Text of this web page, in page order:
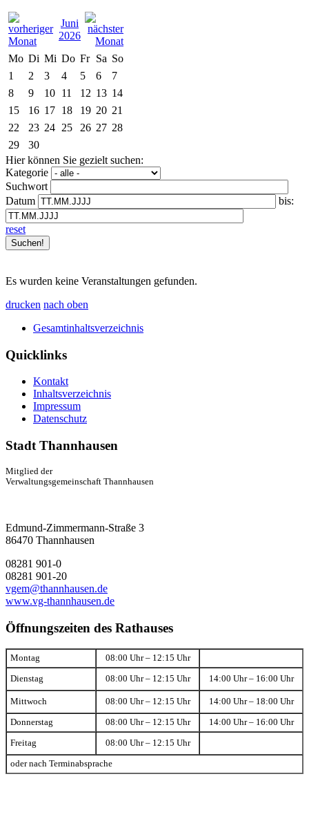
Juni
2026
Mo Di Mi Do Fr Sa So
1
2 3 4 5 6
7
8
9 10 11 12 13 14
15
16 17 18 19 20 21
22
23 24 25 26 27 28
29
30
Hier können Sie gezielt suchen:
Kategorie
Suchwort
Datum
bis:
reset
Es wurden keine Veranstaltungen gefunden.
drucken nach oben
Gesamtinhaltsverzeichnis
Quicklinks
Kontakt
Inhaltsverzeichnis
Impressum
Datenschutz
Stadt Thannhausen
Mitglied der
Verwaltungsgemeinschaft Thannhausen
Edmund-Zimmermann-Straße 3
86470 Thannhausen
08281 901-0
08281 901-20
vgem@thannhausen.de
www.vg-thannhausen.de
Öffnungszeiten des Rathauses
Montag 08:00 Uhr – 12:15 Uhr
Dienstag 08:00 Uhr – 12:15 Uhr 14:00 Uhr – 16:00 Uhr
Mittwoch 08:00 Uhr – 12:15 Uhr 14:00 Uhr – 18:00 Uhr
Donnerstag 08:00 Uhr – 12:15 Uhr 14:00 Uhr – 16:00 Uhr
Freitag 08:00 Uhr – 12:15 Uhr
oder nach Terminabsprache